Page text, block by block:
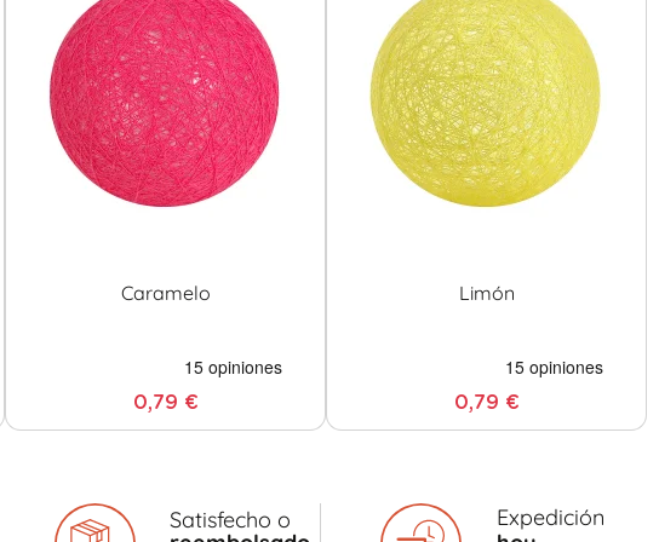
Caramelo
0,79 €
Limón
0,79 €
Satisfecho o
Expedición